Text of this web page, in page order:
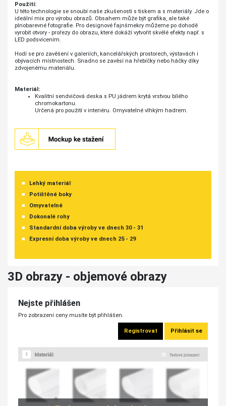
Použití:
U této technologie se snoubí naše zkušenosti s tiskem a s materiály. Jde o
ideální mix pro výrobu obrazů. Obsahem může být grafika, ale také
plnobarevné fotografie. Pro designové fajnšmekry můžeme po dohodě
vyrobit otvory - prořezy do obrazu, které dokáží vytvořit skvělé efekty např. s
LED podsvícením.
Hodí se pro zavěšení v galeriích, kancelářských prostorech, výstavách i
obývacích místnostech. Snadno se zavěsí na hřebíčky nebo háčky díky
zdvojenému materiálu.
Materiál:
Kvalitní sendvičová deska s PU jádrem krytá vrstvou bílého
chromokartonu.
Určená pro použití v interiéru. Omyvatelné vlhkým hadrem.
Lehký materiál
Potištěné boky
Omyvatelné
Dokonalé rohy
Standardní doba výroby ve dnech 30 - 31
Expresní doba výroby ve dnech 25 - 29
3D obrazy - objemové obrazy
Nejste přihlášen
Pro zobrazení ceny musíte být přihlášen.
Registrovat Přihlásit se